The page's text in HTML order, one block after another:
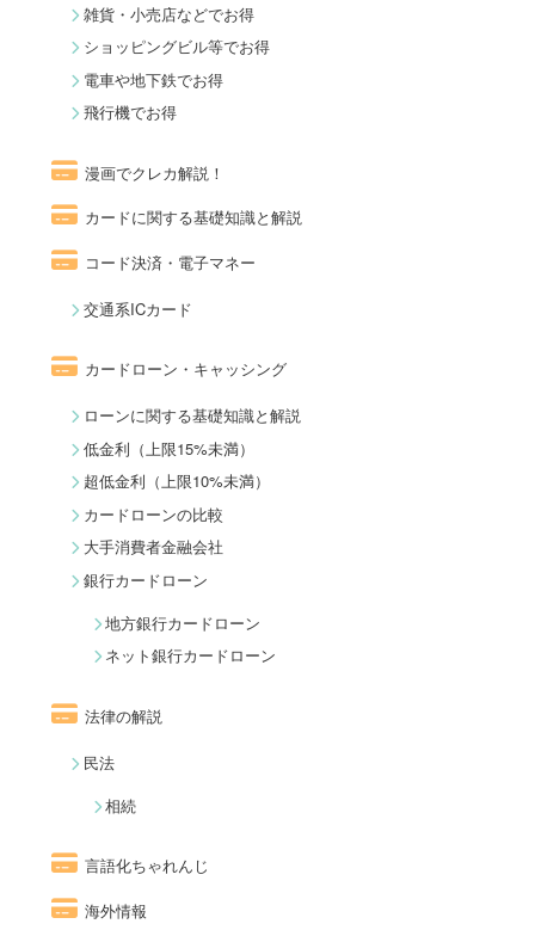
雑貨・小売店などでお得
ショッピングビル等でお得
電車や地下鉄でお得
飛行機でお得
漫画でクレカ解説！
カードに関する基礎知識と解説
コード決済・電子マネー
交通系ICカード
カードローン・キャッシング
ローンに関する基礎知識と解説
低金利（上限15%未満）
超低金利（上限10%未満）
カードローンの比較
大手消費者金融会社
銀行カードローン
地方銀行カードローン
ネット銀行カードローン
法律の解説
民法
相続
言語化ちゃれんじ
海外情報